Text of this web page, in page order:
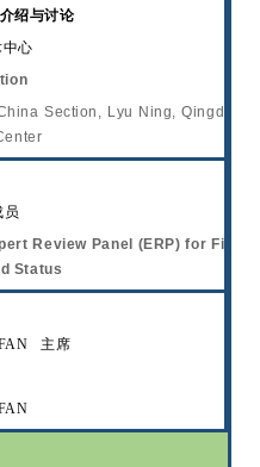
介绍与讨论
心
Section, Lyu Ning, Qingd
员
Review Panel (ERP) for Fi
Status
主席